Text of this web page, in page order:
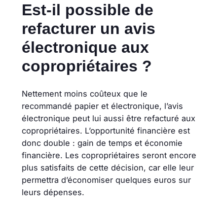
Est-il possible de
refacturer un avis
électronique aux
copropriétaires ?
Nettement moins coûteux que le
recommandé papier et électronique, l’avis
électronique peut lui aussi être refacturé aux
copropriétaires. L’opportunité financière est
donc double : gain de temps et économie
financière. Les copropriétaires seront encore
plus satisfaits de cette décision, car elle leur
permettra d’économiser quelques euros sur
leurs dépenses.